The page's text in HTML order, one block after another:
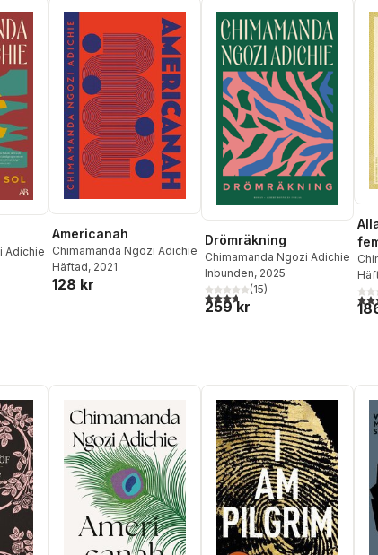
Adichie
antal röster:
Americanah
Chimamanda Ngozi Adichie
Häftad, 2021
128 kr
Drömräkning
Chimamanda Ngozi Adichie
Inbunden, 2025
3,7utav 5 stjärnor. Totalt antal
(15)
259 kr
3,7